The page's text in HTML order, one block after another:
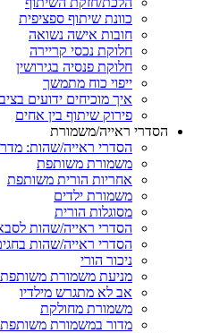
כוונת שיתוף ספציפית
חובות אישה נשואה
חלוקת נכסי קריירה
חלוקת פנסיה בגירושין
ייפוי כוח מתמשך
איך מוכיחים ידועים בציבור
פירוק שיתוף בין אחים
ראייה/משמורת
הסדרי ראייה/שהות: מדריך
משמורת משותפת
אחריות הורית משותפת
משמורת ילדים
מסוגלות הורית
הסדרי ראייה/שהות לסבא וסבתא
הסדרי ראייה/שהות בחגים
ניכור הורי
מניעת משמורת משותפת
אב לא מתגרש מילדיו
משמורת מחולקת
מדור במשמורת משותפת